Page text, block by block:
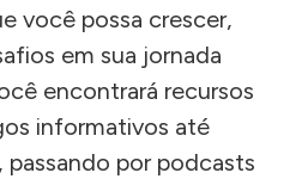
você possa crescer,
em sua jornada
encontrará recursos
informativos até
por podcasts